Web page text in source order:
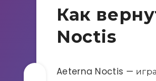
Как
Noctis
Aeterna Noctis —